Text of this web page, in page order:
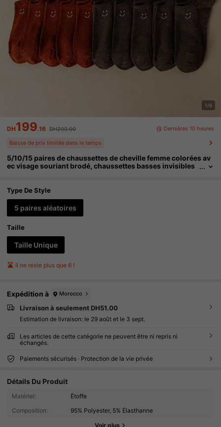
1/6
DH199.16 DH200.00 Dernières 10 heures
Baisse de prix limitée dans le temps
5/10/15 paires de chaussettes de cheville femme colorées av
ec visage souriant brodé, chaussettes basses invisibles
es saisons
Type De Style
5 paires aléatoires
Taille
Taille Unique
Il ne reste plus que 6 !
Expédition à Morocco
Livraison à seulement DH51.00
Estimation de livraison: le 29 août et le 3 sept.
Les articles de cette catégorie ne peuvent être ni repris ni
échangés.
Paiements sécurisés · Protection de la vie privée
Détails Du Produit
Matériel:
Étoffe
Composition:
95% Polyester, 5% Élasthanne
Voir plus
340 Suiveurs
340 Suiveurs